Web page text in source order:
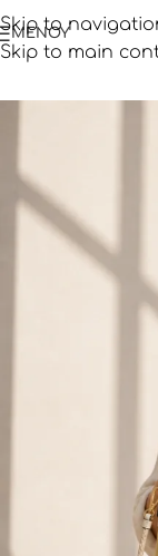
Skip to
Skip to main
ΜΕΝΟΥ